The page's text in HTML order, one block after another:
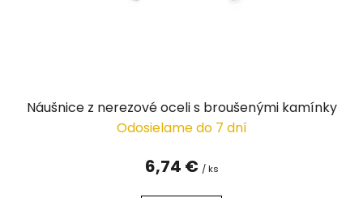
Náušnice z nerezové oceli s broušenými kamínky
Odosielame do 7 dní
6,74 € / ks